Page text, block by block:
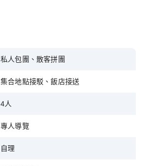
私人包團、散客拼團
集合地點接駁、飯店接送
4人
專人導覽
自理